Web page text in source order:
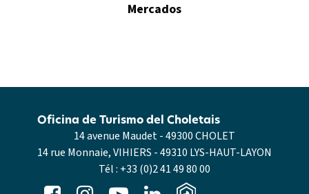
Mercados
14 avenue Maudet - 49300 CHOLET
14 rue Monnaie, VIHIERS - 49310 LYS-HAUT-LAYON
Tél : +33 (0)2 41 49 80 00
Oficina de Turismo del Choletais